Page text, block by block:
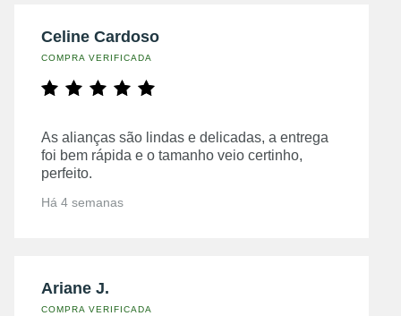
Celine Cardoso
COMPRA VERIFICADA
As alianças são lindas e delicadas, a entrega
foi bem rápida e o tamanho veio certinho,
perfeito.
Há 4 semanas
Ariane J.
COMPRA VERIFICADA